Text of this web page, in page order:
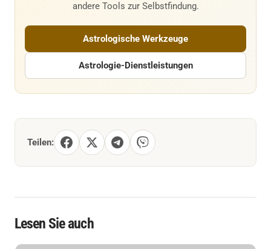
andere Tools zur Selbstfindung.
Astrologische Werkzeuge
Astrologie-Dienstleistungen
Teilen:
Lesen Sie auch